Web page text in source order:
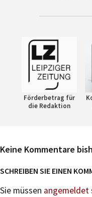
Förderbetrag für
die Redaktion
Keine Kommentare
SCHREIBEN SIE EINEN
Sie müssen angemeldet